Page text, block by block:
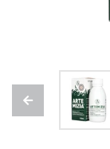
Previous